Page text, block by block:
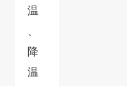
温
降
温